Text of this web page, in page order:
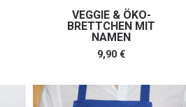
VEGGIE & ÖKO-
BRETTCHEN MIT
NAMEN
9,90 €